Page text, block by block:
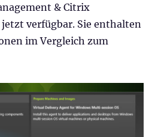
& Citrix
verfügbar. Sie enthalten
im Vergleich zum